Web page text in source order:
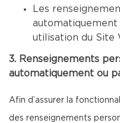
Les
utilisation du Site
3. Renseignements
automatiquement ou
Afin d’assurer la
des renseignements